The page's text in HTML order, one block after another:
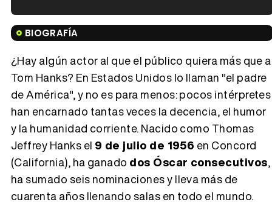
Tráiler en español de 'La isla olvidada'
Tráiler 'Vida perra' (2026)
Tráiler Oficial en VOSE 'The Audacity'
BIOGRAFÍA
¿Hay algún actor al que el público quiera más que a
Tom Hanks? En Estados Unidos lo llaman "el padre
de América", y no es para menos: pocos intérpretes
han encarnado tantas veces la decencia, el humor
y la humanidad corriente. Nacido como Thomas
Jeffrey Hanks el 9 de julio de 1956 en Concord
(California), ha ganado dos Óscar consecutivos,
ha sumado seis nominaciones y lleva más de
cuarenta años llenando salas en todo el mundo.